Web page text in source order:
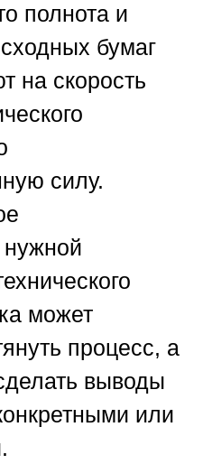
полнота и
бумаг
на скорость
силу.
нужной
может
процесс, а
выводы
или